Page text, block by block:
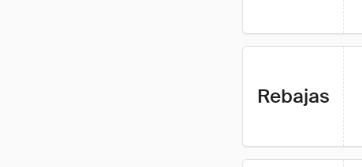
Rebajas